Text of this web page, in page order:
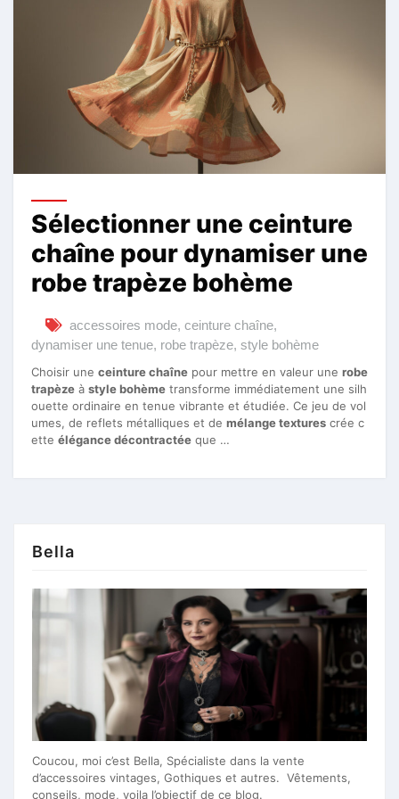
Sélectionner une ceinture
chaîne pour dynamiser une
robe trapèze bohème
accessoires mode, ceinture chaîne,
dynamiser une tenue, robe trapèze, style bohème
Choisir une ceinture chaîne pour mettre en valeur une robe
trapèze à style bohème transforme immédiatement une silh
ouette ordinaire en tenue vibrante et étudiée. Ce jeu de vol
umes, de reflets métalliques et de mélange textures crée c
ette élégance décontractée que …
Bella
Coucou, moi c’est Bella, Spécialiste dans la vente
d’accessoires vintages, Gothiques et autres. Vêtements,
conseils, mode, voila l’objectif de ce blog.